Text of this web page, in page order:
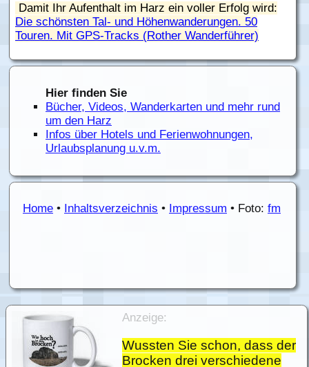
Damit Ihr Aufenthalt im Harz ein voller Erfolg wird:
Die schönsten Tal- und Höhenwanderungen. 50
Touren. Mit GPS-Tracks (Rother Wanderführer)
Hier finden Sie
Bücher, Videos, Wanderkarten und mehr rund
um den Harz
Infos über Hotels und Ferienwohnungen,
Urlaubsplanung u.v.m.
Home • Inhaltsverzeichnis • Impressum • Foto: fm